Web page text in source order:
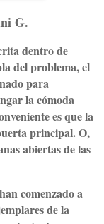
G.
dentro de
del problema, el
para
la cómoda
es que la
principal. O,
abiertas de las
comenzado a
de la